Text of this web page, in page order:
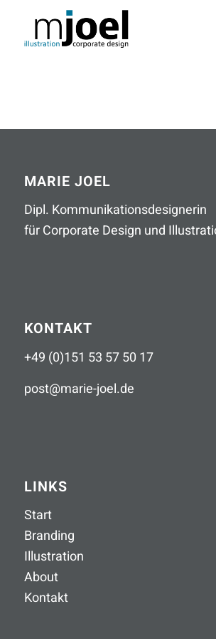
MARIE JOEL
Dipl. Kommunikationsdesignerin
für Corporate Design und
KONTAKT
+49 (0)151 53 57 50 17
post@marie-joel.de
LINKS
Start
Branding
Illustration
About
Kontakt